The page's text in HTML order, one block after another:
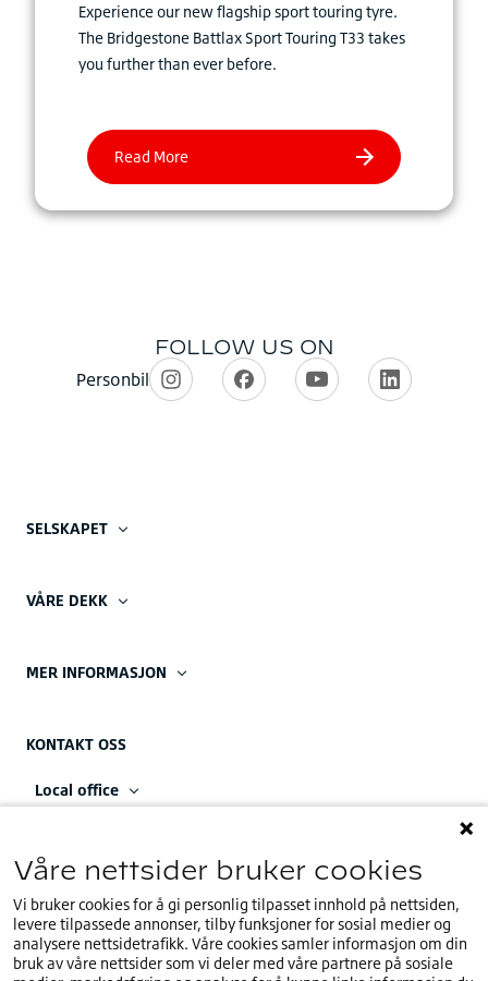
Experience our new flagship sport touring tyre.
The Bridgestone Battlax Sport Touring T33 takes
you further than ever before.
SELSKAPET
VÅRE DEKK
MER INFORMASJON
KONTAKT OSS
Local office
Kontact oss
Head Office
+32 (0)2.714.67.00
Våre nettsider bruker cookies
Vi bruker cookies for å gi personlig tilpasset innhold på nettsiden,
levere tilpassede annonser, tilby funksjoner for sosial medier og
analysere nettsidetrafikk. Våre cookies samler informasjon om din
bruk av våre nettsider som vi deler med våre partnere på sosiale